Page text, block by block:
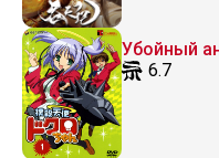
Убойный
6.7